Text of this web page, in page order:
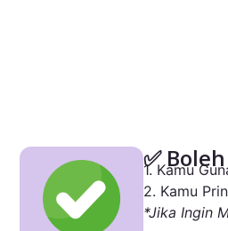
✅
1. Kamu
2. Kamu
*Jika Ingin